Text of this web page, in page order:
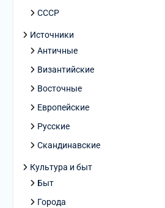
СССР
Источники
Античные
Византийские
Восточные
Европейские
Русские
Скандинавские
Культура и быт
Быт
Города